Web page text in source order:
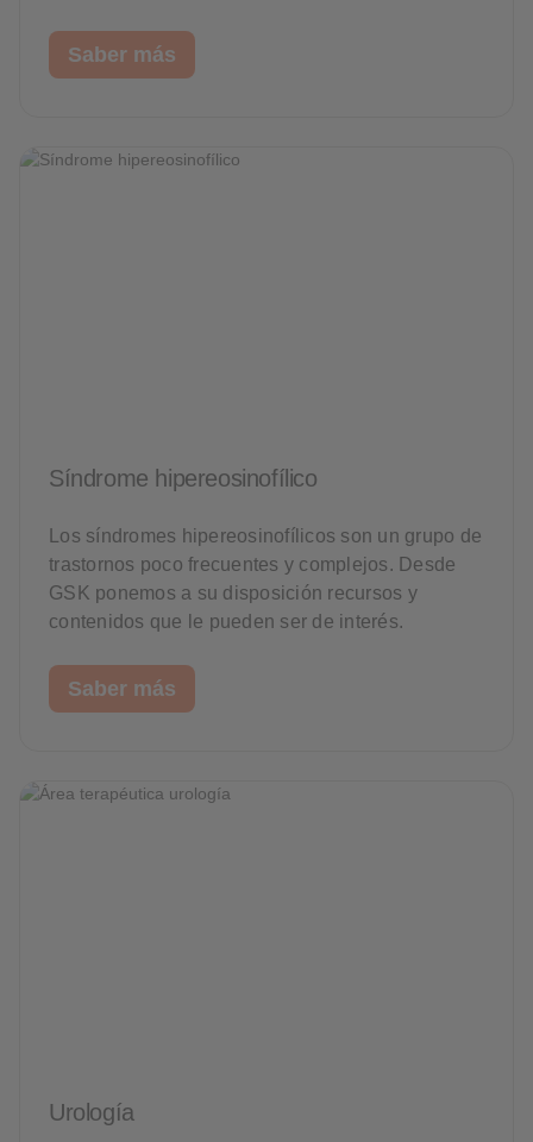
Saber más
Síndrome hipereosinofílico
Los síndromes hipereosinofílicos son un grupo de
trastornos poco frecuentes y complejos. Desde
GSK ponemos a su disposición recursos y
contenidos que le pueden ser de interés.
Saber más
Urología